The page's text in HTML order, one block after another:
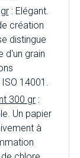
: Elégant.
création
distingue
d'un grain
14001.
300 gr :
Un papier
à